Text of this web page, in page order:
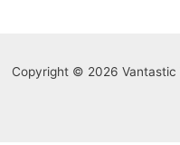
Copyright © 2026 Vantastic